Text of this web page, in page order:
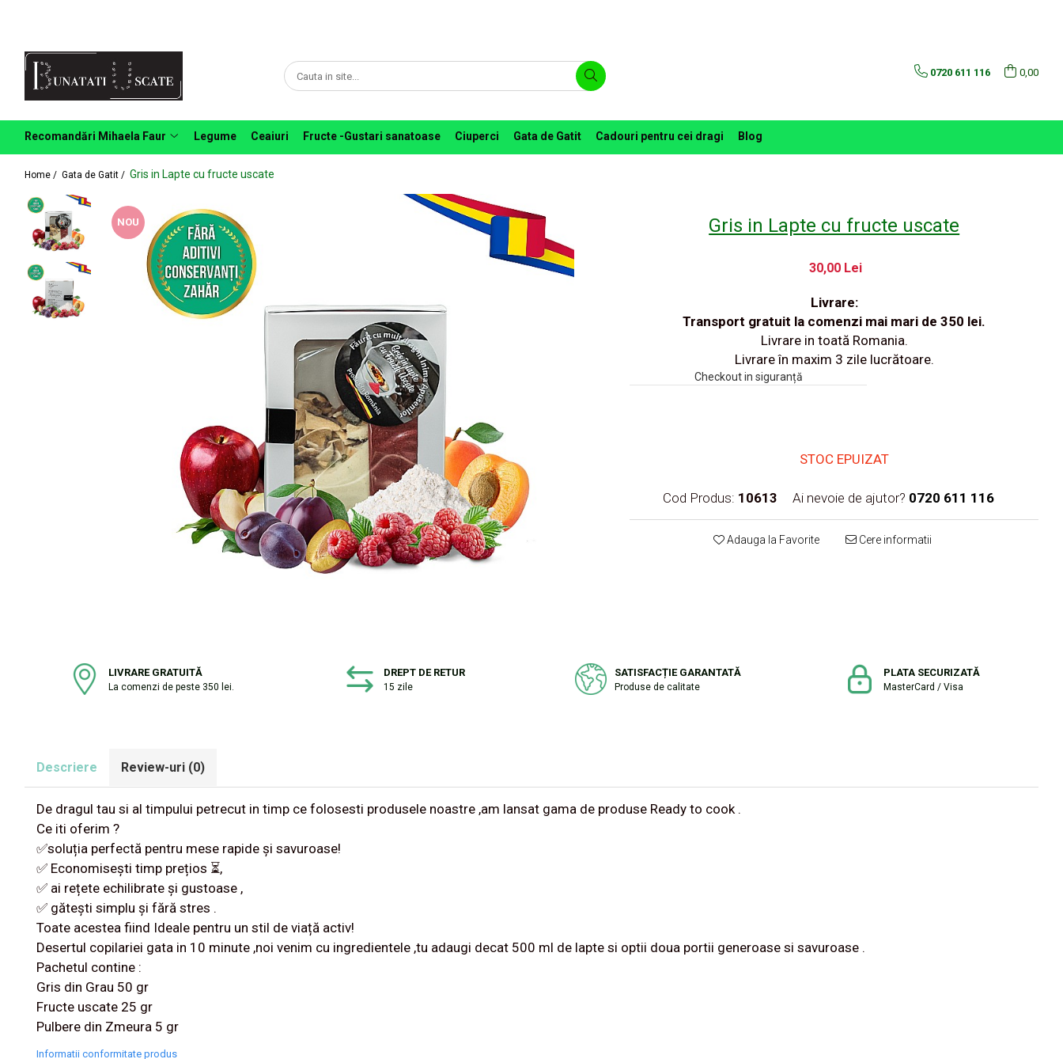
Recomandări Mihaela Faur
Legume
Condimente
0720 611 116 0,00
Recomandări Mihaela Faur Legume Ceaiuri Fructe -Gustari sanatoase Ciuperci Gata de Gatit Cadouri pentru cei dragi Blog
Home / Gata de Gatit / Gris in Lapte cu fructe uscate
Gris in Lapte cu fructe uscate
NOU
30,00 Lei
Livrare:
Transport gratuit la comenzi mai mari de 350 lei.
Livrare in toată Romania.
Livrare în maxim 3 zile lucrătoare.
Checkout in siguranță
STOC EPUIZAT
Cod Produs: 10613 Ai nevoie de ajutor? 0720 611 116
Adauga la Favorite Cere informatii
LIVRARE GRATUITĂ
La comenzi de peste 350 lei.
DREPT DE RETUR
15 zile
SATISFACȚIE GARANTATĂ
Produse de calitate
PLATA SECURIZATĂ
MasterCard / Visa
Descriere Review-uri (0)
De dragul tau si al timpului petrecut in timp ce folosesti produsele noastre ,am lansat gama de produse Ready to cook .
Ce iti oferim ?
✅soluția perfectă pentru mese rapide și savuroase!
✅ Economisești timp prețios ⏳,
✅ ai rețete echilibrate și gustoase ️,
✅ gătești simplu și fără stres ‍.
Toate acestea fiind Ideale pentru un stil de viață activ!
Desertul copilariei gata in 10 minute ,noi venim cu ingredientele ,tu adaugi decat 500 ml de lapte si optii doua portii generoase si savuroase .
Pachetul contine :
Gris din Grau 50 gr
Fructe uscate 25 gr
Pulbere din Zmeura 5 gr
Informatii conformitate produs